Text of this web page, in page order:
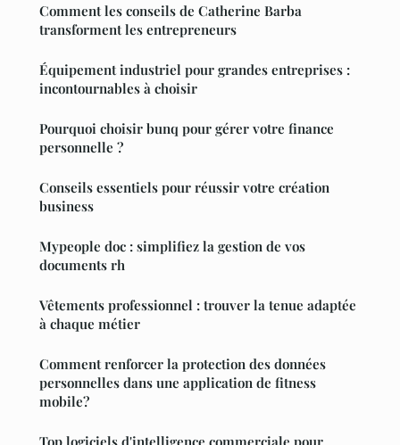
Comment les conseils de Catherine Barba
transforment les entrepreneurs
Équipement industriel pour grandes entreprises :
incontournables à choisir
Pourquoi choisir bunq pour gérer votre finance
personnelle ?
Conseils essentiels pour réussir votre création
business
Mypeople doc : simplifiez la gestion de vos
documents rh
Vêtements professionnel : trouver la tenue adaptée
à chaque métier
Comment renforcer la protection des données
personnelles dans une application de fitness
mobile?
Top logiciels d'intelligence commerciale pour